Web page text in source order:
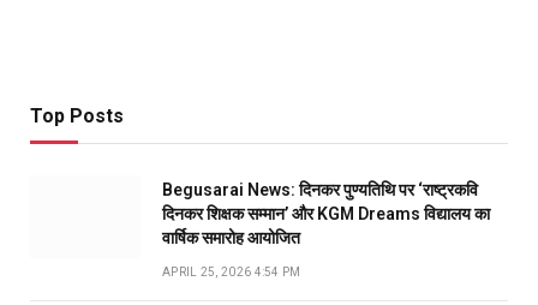
Top Posts
Begusarai News: दिनकर पुण्यतिथि पर ‘राष्ट्रकवि
दिनकर शिक्षक सम्मान’ और KGM Dreams विद्यालय का
वार्षिक समारोह आयोजित
APRIL 25, 2026 4:54 PM